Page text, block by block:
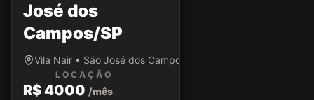
José dos
Campos/SP
Vila Nair • São José dos Campos/SP
LOCAÇÃO
R$ 4000 /mês